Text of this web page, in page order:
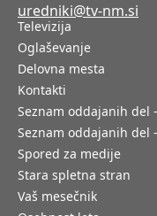
uredniki@tv-nm.si
Televizija
Oglaševanje
Delovna mesta
Kontakti
Seznam oddajanih del
Seznam oddajanih del
Spored za medije
Stara spletna stran
Vaš mesečnik